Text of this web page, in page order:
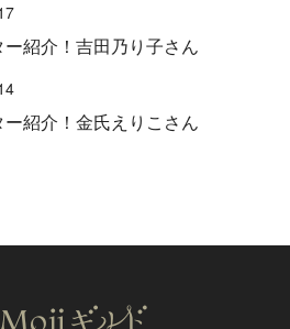
紹介！吉田乃り子さん
紹介！金氏えりこさん